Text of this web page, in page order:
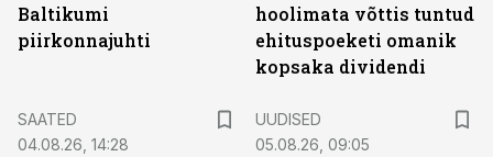
Baltikumi
piirkonnajuhti
hoolimata võttis tuntud
ehituspoeketi omanik
kopsaka dividendi
SAATED
04.08.26, 14:28
UUDISED
05.08.26, 09:05